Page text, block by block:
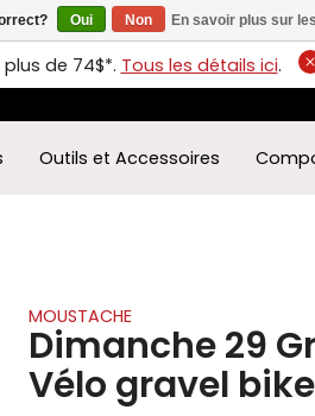
de 74$*. Tous les détails ici.
Outils et Accessoires
MOUSTACHE
Dimanche 29
Vélo gravel
Oui Non En savoir plus sur